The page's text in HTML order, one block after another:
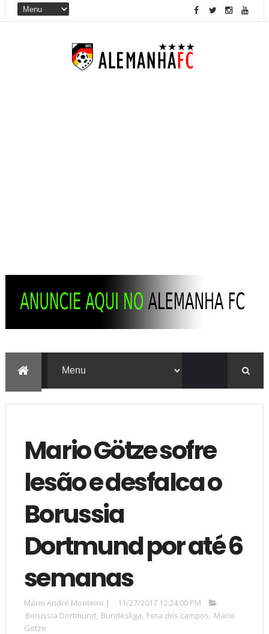
Mario Götze sofre
lesão e desfalca o
Borussia
Dortmund por até 6
semanas
Mário André Monteiro |
11/27/2017 12:24:00 PM
Borussia Dortmund, Bundesliga, Fora dos campos, Mario
Götze